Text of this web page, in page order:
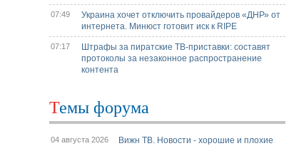
07:49
Украина хочет отключить провайдеров «ДНР» от
интернета. Минюст готовит иск к RIPE
07:17
Штрафы за пиратские ТВ-приставки: составят
протоколы за незаконное распространение
контента
Темы форума
04 августа 2026 Вижн ТВ. Новости - хорошие и плохие